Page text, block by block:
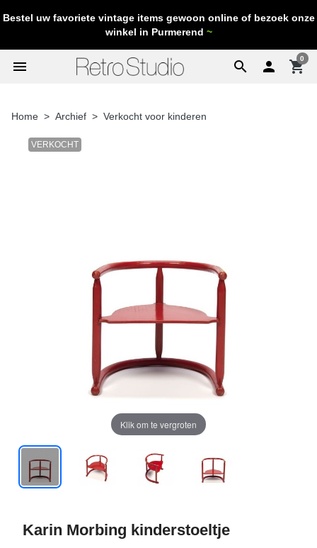
Bestel uw favoriete vintage items gewoon online of bezoek onze
winkel in Purmerend ~
search
menu  shopping_cart
0
Home Archief Verkocht voor kinderen
VERKOCHT
Klik om te vergroten
Karin Morbing kinderstoeltje